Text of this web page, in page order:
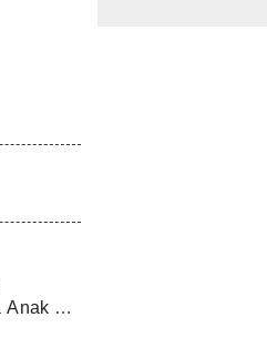
Anak di